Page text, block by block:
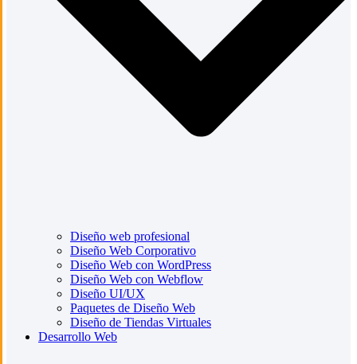
Diseño web profesional
Diseño Web Corporativo
Diseño Web con WordPress
Diseño Web con Webflow
Diseño UI/UX
Paquetes de Diseño Web
Diseño de Tiendas Virtuales
Desarrollo Web